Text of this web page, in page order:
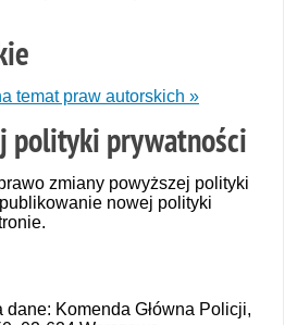
temat praw autorskich »
polityki prywatności
zmiany powyższej polityki
nowej polityki
dane: Komenda Główna Policji,